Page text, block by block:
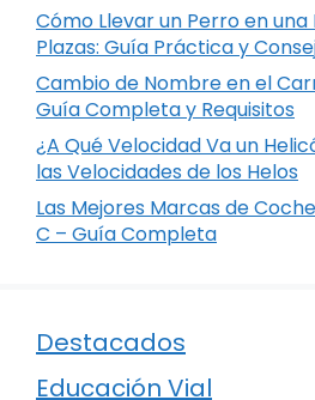
Cómo Llevar un Perro en
Plazas: Guía Práctica y
Cambio de Nombre en el
Guía Completa y Requisitos
¿A Qué Velocidad Va un
las Velocidades de los Helos
Las Mejores Marcas de
C – Guía Completa
Destacados
Educación Vial